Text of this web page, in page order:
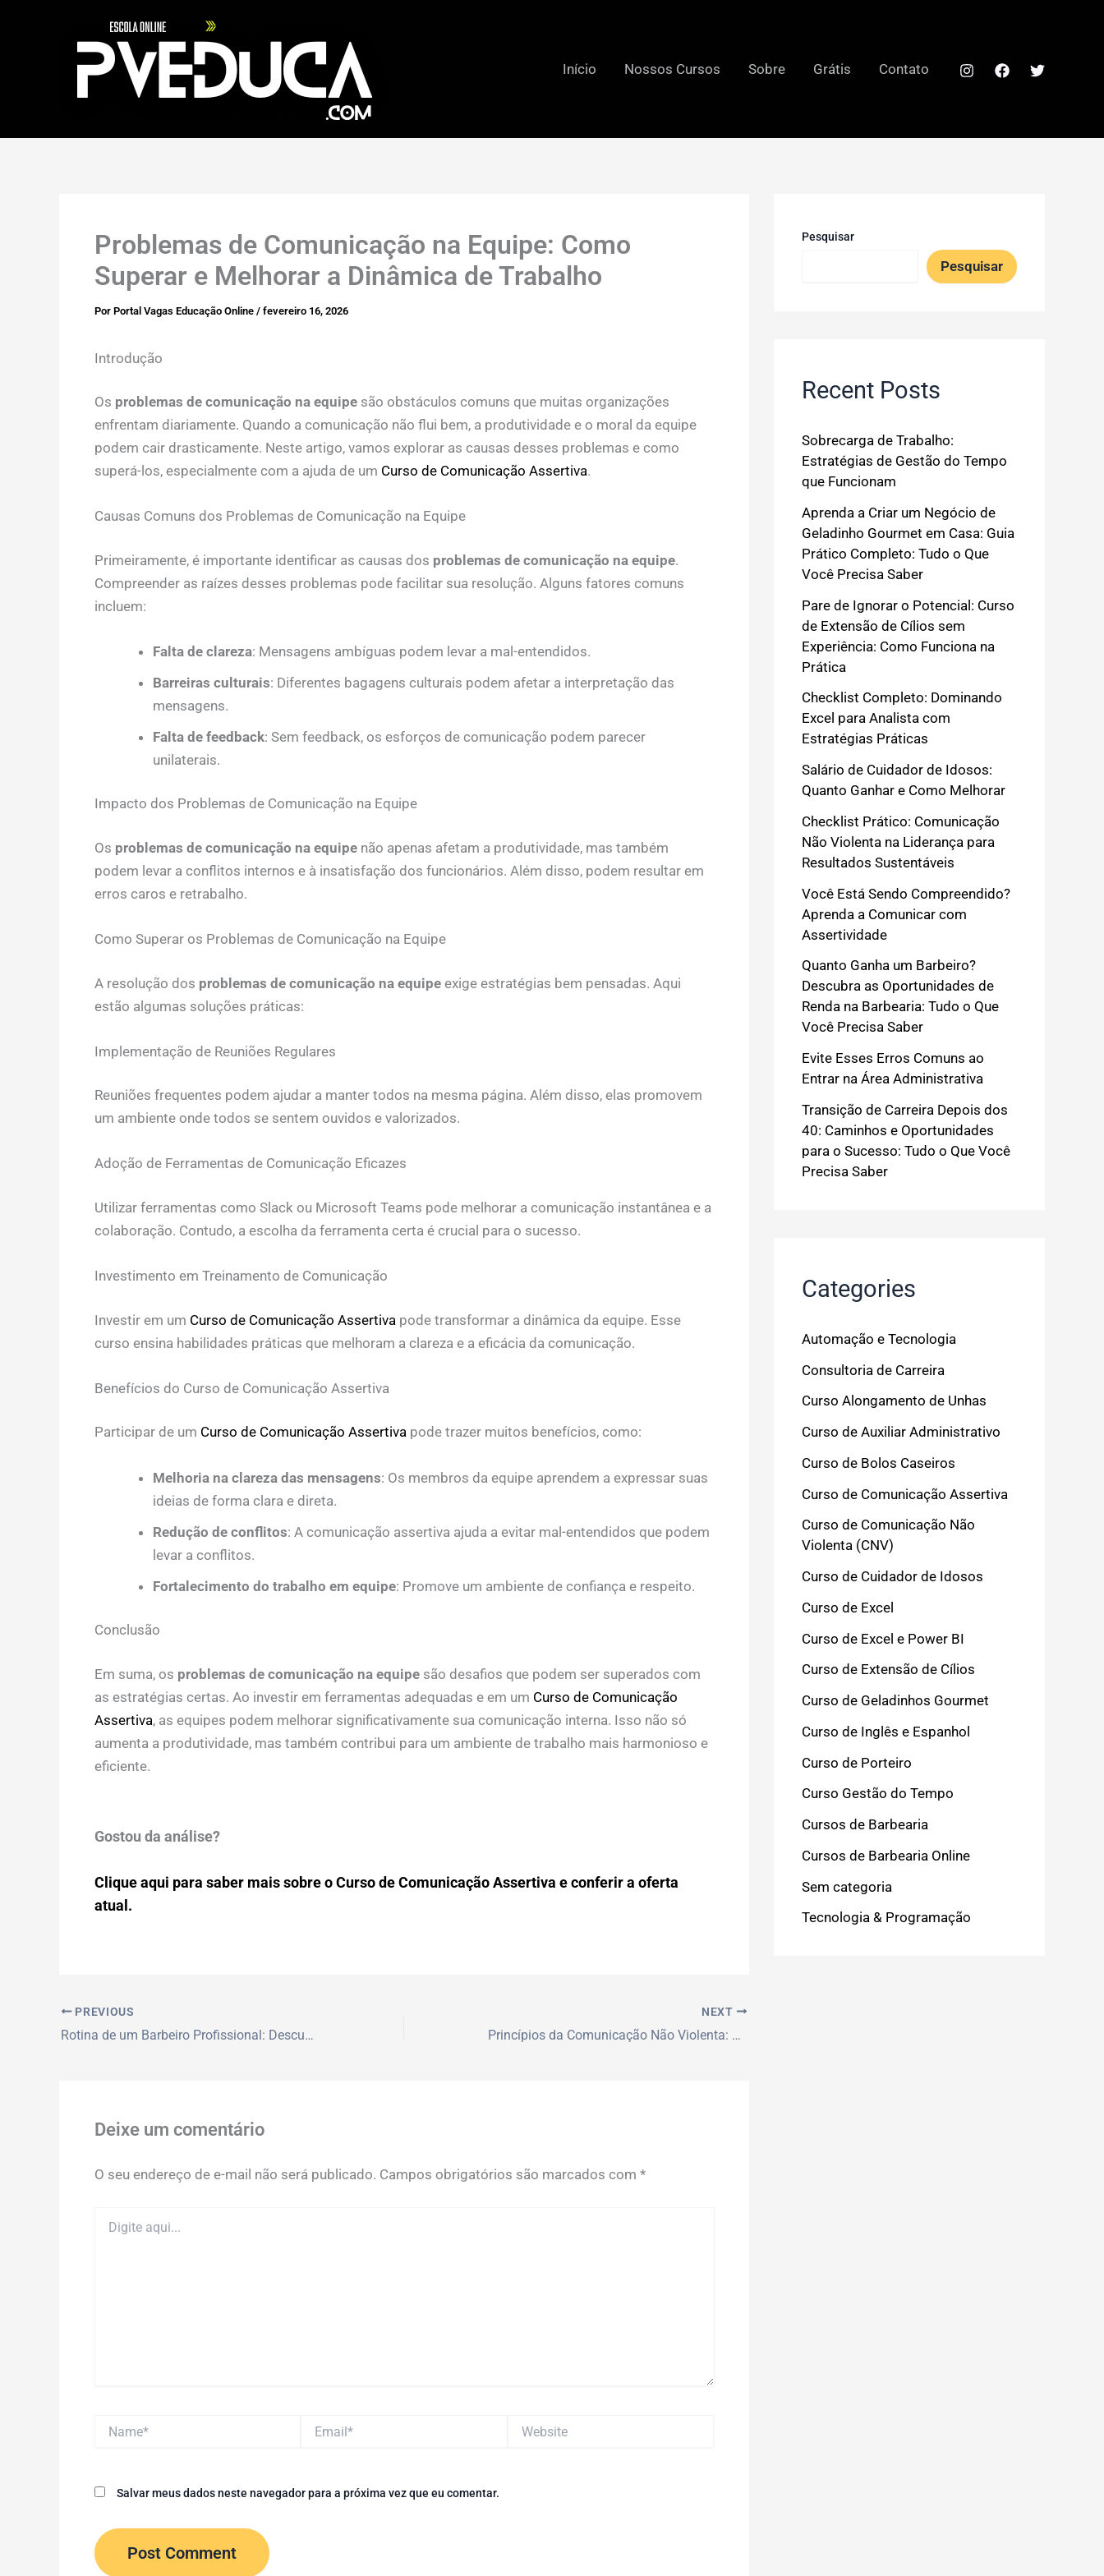
Início Nossos Cursos Sobre Grátis Contato
Problemas de Comunicação na Equipe: Como
Superar e Melhorar a Dinâmica de Trabalho
Por Portal Vagas Educação Online / fevereiro 16, 2026
Introdução
Os problemas de comunicação na equipesão obstáculos comuns que muitas organizações
enfrentam diariamente. Quando a comunicação não flui bem, a produtividade e o moral da equipe
podem cair drasticamente. Neste artigo, vamos explorar as causas desses problemas e como
superá-los, especialmente com a ajuda de um Curso de Comunicação Assertiva.
Causas Comuns dos Problemas de Comunicação na Equipe
Primeiramente, é importante identificar as causas dos problemas de comunicação na equipe.
Compreender as raízes desses problemas pode facilitar sua resolução. Alguns fatores comuns
incluem:
Falta de clareza: Mensagens ambíguas podem levar a mal-entendidos.
Barreiras culturais: Diferentes bagagens culturais podem afetar a interpretação das
mensagens.
Falta de feedback: Sem feedback, os esforços de comunicação podem parecer
unilaterais.
Impacto dos Problemas de Comunicação na Equipe
Os problemas de comunicação na equipenão apenas afetam a produtividade, mas também
podem levar a conflitos internos e à insatisfação dos funcionários. Além disso, podem resultar em
erros caros e retrabalho.
Como Superar os Problemas de Comunicação na Equipe
A resolução dos problemas de comunicação na equipeexige estratégias bem pensadas. Aqui
estão algumas soluções práticas:
Implementação de Reuniões Regulares
Reuniões frequentes podem ajudar a manter todos na mesma página. Além disso, elas promovem
um ambiente onde todos se sentem ouvidos e valorizados.
Adoção de Ferramentas de Comunicação Eficazes
Utilizar ferramentas como Slack ou Microsoft Teams pode melhorar a comunicação instantânea e a
colaboração. Contudo, a escolha da ferramenta certa é crucial para o sucesso.
Investimento em Treinamento de Comunicação
Investir em um Curso de Comunicação Assertiva pode transformar a dinâmica da equipe. Esse
curso ensina habilidades práticas que melhoram a clareza e a eficácia da comunicação.
Benefícios do Curso de Comunicação Assertiva
Participar de um Curso de Comunicação Assertivapode trazer muitos benefícios, como:
Melhoria na clareza das mensagens: Os membros da equipe aprendem a expressar suas
ideias de forma clara e direta.
Redução de conflitos: A comunicação assertiva ajuda a evitar mal-entendidos que podem
levar a conflitos.
Fortalecimento do trabalho em equipe: Promove um ambiente de confiança e respeito.
Conclusão
Em suma, os problemas de comunicação na equipesão desafios que podem ser superados com
as estratégias certas. Ao investir em ferramentas adequadas e em um Curso de Comunicação
Assertiva, as equipes podem melhorar significativamente sua comunicação interna. Isso não só
aumenta a produtividade, mas também contribui para um ambiente de trabalho mais harmonioso e
eficiente.
Gostou da análise?
Clique aqui para saber mais sobre o Curso de Comunicação Assertiva e conferir a oferta
atual.
PREVIOUS
Rotina de um Barbeiro Profissional: Descubra o Dia a Dia de um Especialista
NEXT
Princípios da Comunicação Não Violenta: Transforme Suas Relações
Deixe um comentário
O seu endereço de e-mail não será publicado. Campos obrigatórios são marcados com *
aqui...
Salvar meus dados neste navegador para a próxima vez que eu comentar.
Pesquisar
Pesquisar
Recent Posts
Sobrecarga de Trabalho:
Estratégias de Gestão do Tempo
que Funcionam
Aprenda a Criar um Negócio de
Geladinho Gourmet em Casa: Guia
Prático Completo: Tudo o Que
Você Precisa Saber
Pare de Ignorar o Potencial: Curso
de Extensão de Cílios sem
Experiência: Como Funciona na
Prática
Checklist Completo: Dominando
Excel para Analista com
Estratégias Práticas
Salário de Cuidador de Idosos:
Quanto Ganhar e Como Melhorar
Checklist Prático: Comunicação
Não Violenta na Liderança para
Resultados Sustentáveis
Você Está Sendo Compreendido?
Aprenda a Comunicar com
Assertividade
Quanto Ganha um Barbeiro?
Descubra as Oportunidades de
Renda na Barbearia: Tudo o Que
Você Precisa Saber
Evite Esses Erros Comuns ao
Entrar na Área Administrativa
Transição de Carreira Depois dos
40: Caminhos e Oportunidades
para o Sucesso: Tudo o Que Você
Precisa Saber
Categories
Automação e Tecnologia
Consultoria de Carreira
Curso Alongamento de Unhas
Curso de Auxiliar Administrativo
Curso de Bolos Caseiros
Curso de Comunicação Assertiva
Curso de Comunicação Não
Violenta (CNV)
Curso de Cuidador de Idosos
Curso de Excel
Curso de Excel e Power BI
Curso de Extensão de Cílios
Curso de Geladinhos Gourmet
Curso de Inglês e Espanhol
Curso de Porteiro
Curso Gestão do Tempo
Cursos de Barbearia
Cursos de Barbearia Online
Sem categoria
Tecnologia & Programação